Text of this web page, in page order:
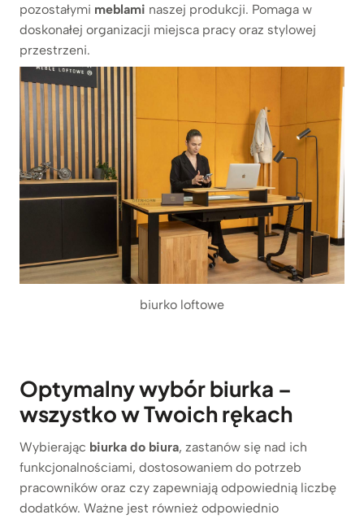
pozostałymi meblami naszej produkcji. Pomaga w
doskonałej organizacji miejsca pracy oraz stylowej
przestrzeni.
biurko loftowe
Optymalny wybór biurka –
wszystko w Twoich rękach
Wybierając biurka do biura, zastanów się nad ich
funkcjonalnościami, dostosowaniem do potrzeb
pracowników oraz czy zapewniają odpowiednią liczbę
dodatków. Ważne jest również odpowiednio